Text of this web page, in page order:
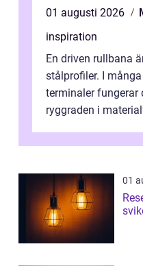
01 augusti 2026
inspiration
En driven rullbana
stålprofiler. I
terminaler fungerar
ryggraden i
01